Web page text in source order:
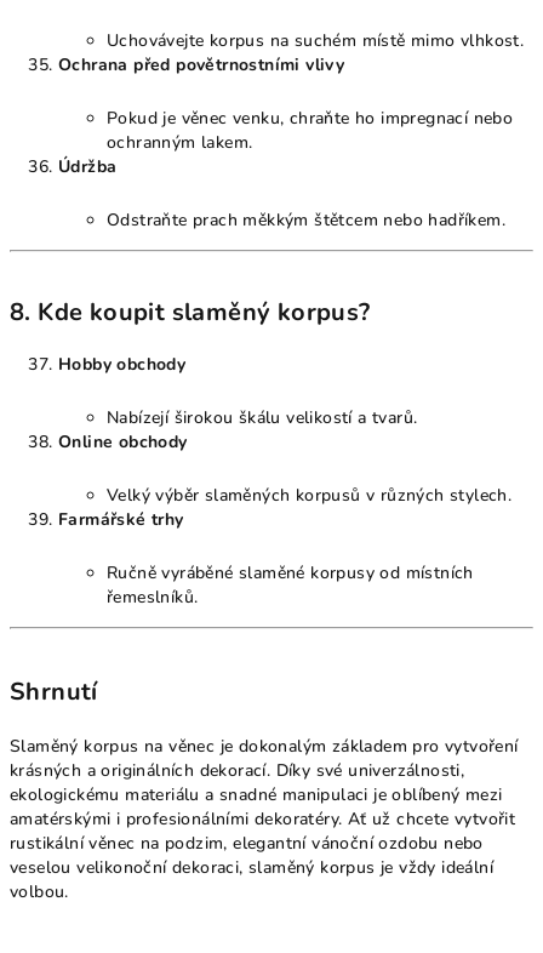
Uchovávejte korpus na suchém místě mimo vlhkost.
Ochrana před povětrnostními vlivy
Pokud je věnec venku, chraňte ho impregnací nebo
ochranným lakem.
Údržba
Odstraňte prach měkkým štětcem nebo hadříkem.
8. Kde koupit slaměný korpus?
Hobby obchody
Nabízejí širokou škálu velikostí a tvarů.
Online obchody
Velký výběr slaměných korpusů v různých stylech.
Farmářské trhy
Ručně vyráběné slaměné korpusy od místních
řemeslníků.
Shrnutí
Slaměný korpus na věnec je dokonalým základem pro vytvoření
krásných a originálních dekorací. Díky své univerzálnosti,
ekologickému materiálu a snadné manipulaci je oblíbený mezi
amatérskými i profesionálními dekoratéry. Ať už chcete vytvořit
rustikální věnec na podzim, elegantní vánoční ozdobu nebo
veselou velikonoční dekoraci, slaměný korpus je vždy ideální
volbou.